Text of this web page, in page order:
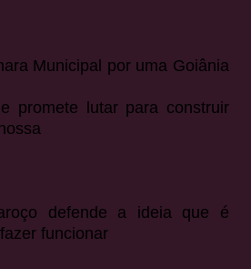
Municipal por uma Goiânia
promete lutar para construir
defende a ideia que é
funcionar